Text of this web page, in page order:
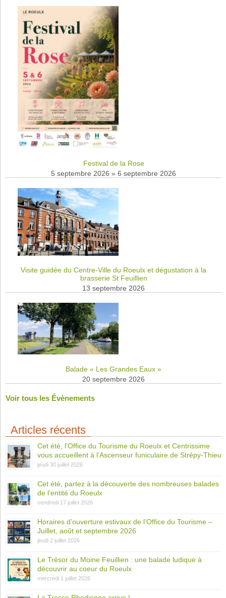
Festival de la Rose
5 septembre 2026 » 6 septembre 2026
Visite guidée du Centre-Ville du Roeulx et dégustation à la
brasserie St Feuillien
13 septembre 2026
Balade « Les Grandes Eaux »
20 septembre 2026
Voir tous les Évènements
Articles récents
Cet été, l’Office du Tourisme du Roeulx et Centrissime
vous accueillent à l’Ascenseur funiculaire de Strépy-Thieu
jeudi 30 juillet 2026
Cet été, partez à la découverte des nombreuses balades
de l’entité du Roeulx
vendredi 17 juillet 2026
Horaires d’ouverture estivaux de l’Office du Tourisme –
Juillet, août et septembre 2026
jeudi 2 juillet 2026
Le Trésor du Moine Feuillien : une balade ludique à
découvrir au coeur du Roeulx
mercredi 1 juillet 2026